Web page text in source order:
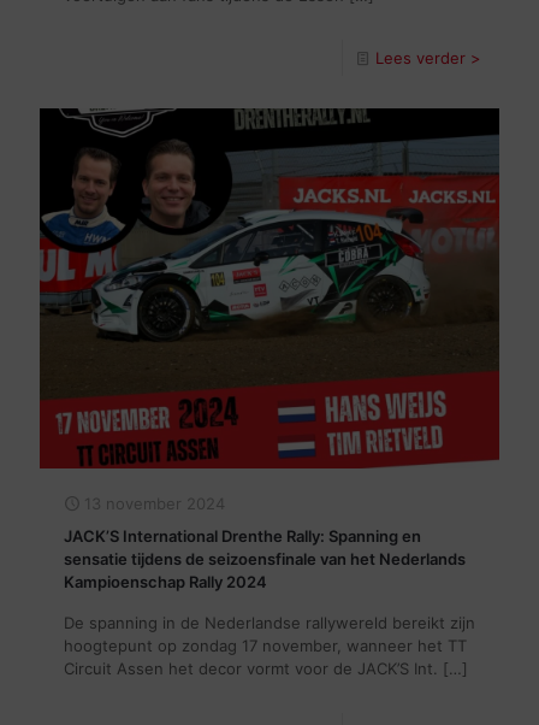
Lees verder >
13 november 2024
JACK’S International Drenthe Rally: Spanning en
sensatie tijdens de seizoensfinale van het Nederlands
Kampioenschap Rally 2024
De spanning in de Nederlandse rallywereld bereikt zijn
hoogtepunt op zondag 17 november, wanneer het TT
Circuit Assen het decor vormt voor de JACK’S Int.
[…]